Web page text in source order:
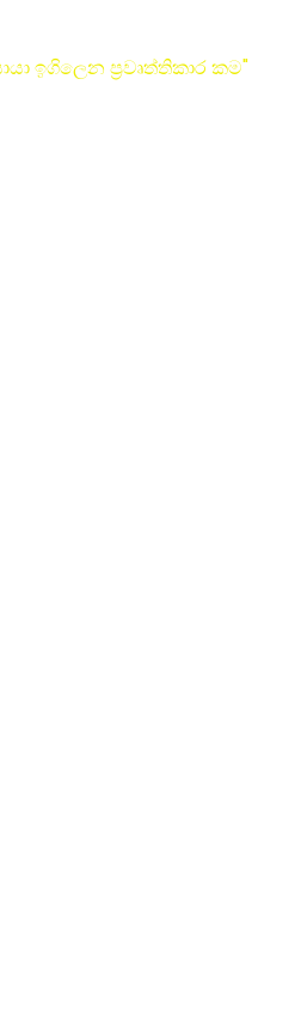
ඉගිලෙන ප්‍රවෘත්තිකාර කම"